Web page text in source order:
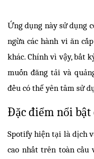
Ứng dụng này sử dụng
ngừa các hành vi ăn
khác. Chính vì vậy, bất
muốn đăng tải và
đều có thể yên tâm sử
Đặc điểm nổi bật
Spotify hiện tại là dịch
cao nhất trên toàn